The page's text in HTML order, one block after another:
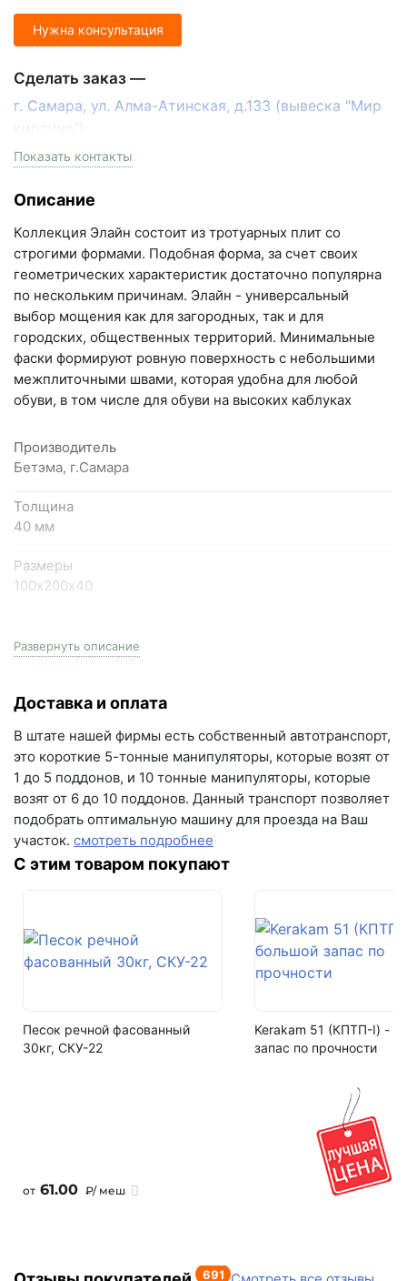
Нужна консультация
Сделать заказ —
г. Самара, ул. Алма-Атинская, д.133 (вывеска "Мир
кирпича")
пн-пт с 9:00 до 18:00, сб с 10:00 до 16:00
+7 (993) 993-77-33
Написать в МАКС
Написать в Telegram
Написать на почту
Самарская область, Волжский район, село
Преображенка, улица Ленинская, 75 (вывеска "Мир
пн-пт с 9:00 до 18:00, сб с 10:00 до 16:00
+7 (846) 215-18-18
+7 (993) 993-77-44
Написать в Telegram
(вывеска "Мир кирпича")
пн-пт с 9:00 до 18:00
+7 (846) 215-16-16
+7 (993) 993-77-22
Написать в МАКС
Показать контакты
Описание
Коллекция Элайн состоит из тротуарных плит со
строгими формами. Подобная форма, за счет своих
геометрических характеристик достаточно популярна
по нескольким причинам. Элайн - универсальный
выбор мощения как для загородных, так и для
городских, общественных территорий. Минимальные
фаски формируют ровную поверхность с небольшими
межплиточными швами, которая удобна для любой
обуви, в том числе для обуви на высоких каблуках
Производитель
Бетэма, г.Самара
Толщина
40 мм
Размеры
100х200х40
19.20 м2
светло-серый
Серия
Элайн
Вес поддона
1911.20 кг
Морозостойкость
не более 6%
Залог за поддоны
Поддон залоговый, 1 штука стоит - 690 рублей
Развернуть описание
Доставка и оплата
В штате нашей фирмы есть собственный автотранспорт,
это короткие 5-тонные манипуляторы, которые возят от
1 до 5 поддонов, и 10 тонные манипуляторы, которые
возят от 6 до 10 поддонов. Данный транспорт позволяет
подобрать оптимальную машину для проезда на Ваш
участок. смотреть подробнее
С этим товаром покупают
Песок речной фасованный
30кг, СКУ-22
от 61.00 ₽/ меш
Kerakam 51 (КПТП-I) -
запас по прочности
691